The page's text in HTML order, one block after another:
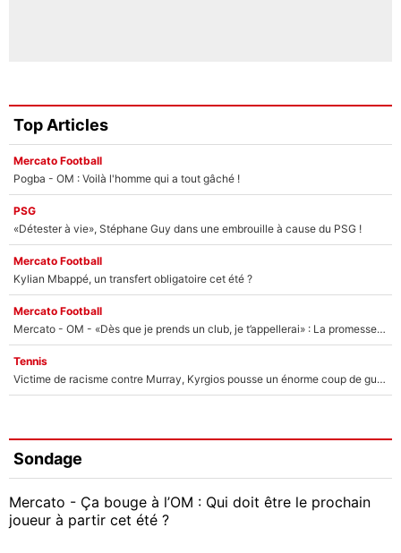
Top Articles
Mercato Football
Pogba - OM : Voilà l'homme qui a tout gâché !
PSG
«Détester à vie», Stéphane Guy dans une embrouille à cause du PSG !
Mercato Football
Kylian Mbappé, un transfert obligatoire cet été ?
Mercato Football
Mercato - OM - «Dès que je prends un club, je t’appellerai» : La promesse de Marcelino au moment de claquer la porte
Tennis
Victime de racisme contre Murray, Kyrgios pousse un énorme coup de gueule !
Sondage
Mercato - Ça bouge à l’OM : Qui doit être le prochain
joueur à partir cet été ?